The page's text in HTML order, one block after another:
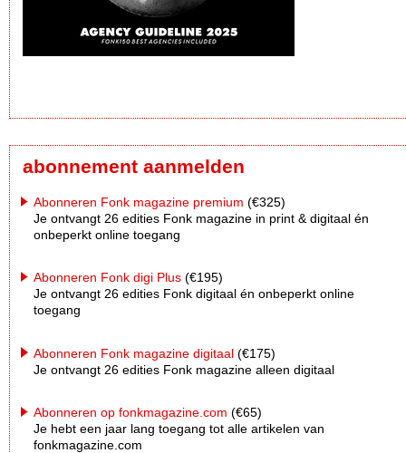
abonnement aanmelden
Abonneren Fonk magazine premium (€325)
Je ontvangt 26 edities Fonk magazine in print & digitaal én
onbeperkt online toegang
Abonneren Fonk digi Plus (€195)
Je ontvangt 26 edities Fonk digitaal én onbeperkt online
toegang
Abonneren Fonk magazine digitaal (€175)
Je ontvangt 26 edities Fonk magazine alleen digitaal
Abonneren op fonkmagazine.com (€65)
Je hebt een jaar lang toegang tot alle artikelen van
fonkmagazine.com